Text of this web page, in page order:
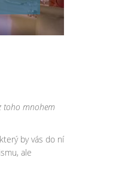
toho mnohem
by vás do ní
ale